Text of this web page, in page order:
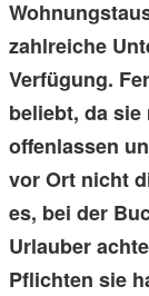
zahlreiche
Verfügung.
beliebt, da
offenlassen
vor Ort nicht
es, bei der
Urlauber
Pflichten sie